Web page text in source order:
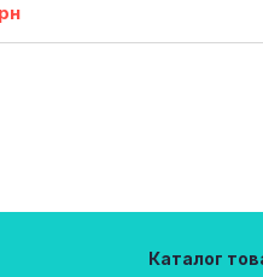
Каталог